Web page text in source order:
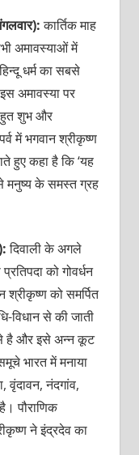
कार्तिक माह
अमावस्याओं में
धर्म का सबसे
अमावस्या पर
शुभ और
में भगवान श्रीकृष्ण
हुए कहा है कि ‘यह
मनुष्य के समस्त ग्रह
दिवाली के अगले
को गोवर्धन
श्रीकृष्ण को समर्पित
विधान से की जाती
है और इसे अन्न कूट
भारत में मनाया
वृंदावन, नंदगांव,
पौराणिक
ने इंद्रदेव का